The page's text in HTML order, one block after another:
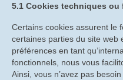
Le syndicat
Causerie sur la
“Travailler
5.1 Cookies techniques
Certains cookies assurent le
certaines parties du site web
préférences en tant
fonctionnels, nous vous
Ainsi, vous n’avez pas